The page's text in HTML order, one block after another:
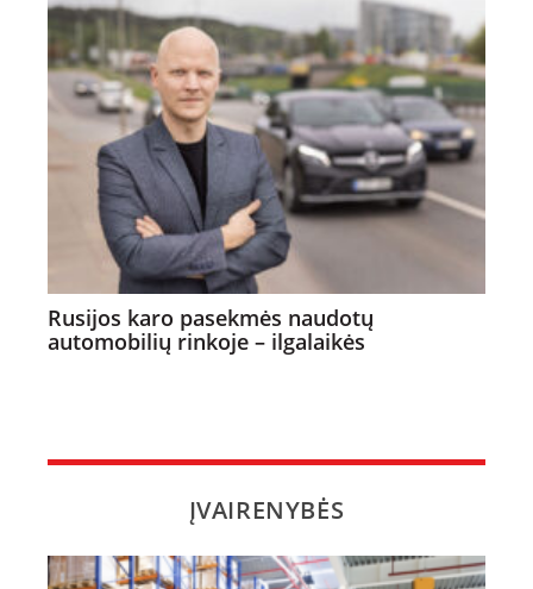
Rusijos karo pasekmės naudotų
automobilių rinkoje – ilgalaikės
ĮVAIRENYBĖS